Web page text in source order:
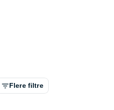
Flere filtre